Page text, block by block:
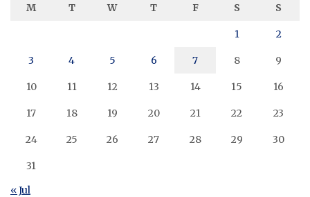
M T W T F S S
1 2
3 4 5 6 7 8 9
10 11 12 13 14 15 16
17 18 19 20 21 22 23
24 25 26 27 28 29 30
31
« Jul